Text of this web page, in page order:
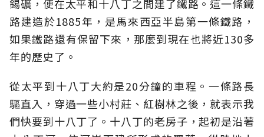
錫礦，便在太平和十八丁之間建了鐵路。這一條鐵
路建造於1885年，是馬來西亞半島第一條鐵路，
如果鐵路還有保留下來，那麼到現在也將近130多
年的歷史了。
從太平到十八丁大約是20分鐘的車程。一條路長
驅直入，穿過一些小村莊、紅樹林之後，就表示我
們快要到十八丁了。十八丁的老房子，起初是沿著